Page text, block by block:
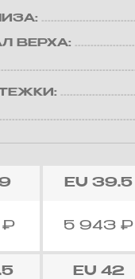
ВЕРХА:
₽
EU 39.5
5 943₽
EU 42